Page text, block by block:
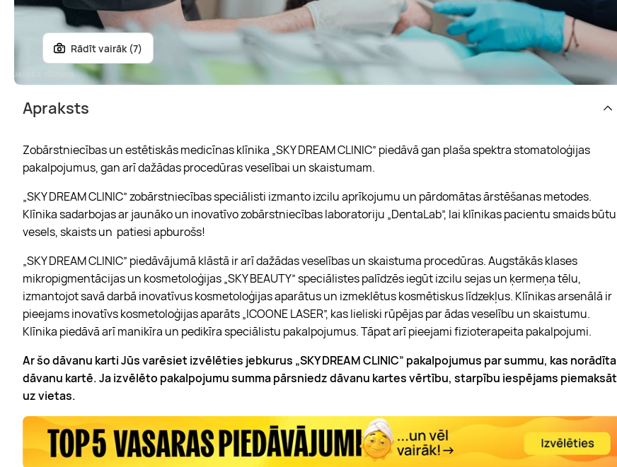
Rādīt vairāk (7)
Apraksts
Zobārstniecības un estētiskās medicīnas klīnika „SKY DREAM CLINIC” piedāvā gan plaša spektra stomatoloģijas
pakalpojumus, gan arī dažādas procedūras veselībai un skaistumam.
„SKY DREAM CLINIC” zobārstniecības speciālisti izmanto izcilu aprīkojumu un pārdomātas ārstēšanas metodes.
Klīnika sadarbojas ar jaunāko un inovatīvo zobārstniecības laboratoriju „DentaLab”, lai klīnikas pacientu smaids būtu
vesels, skaists un patiesi apburošs!
„SKY DREAM CLINIC” piedāvājumā klāstā ir arī dažādas veselības un skaistuma procedūras. Augstākās klases
mikropigmentācijas un kosmetoloģijas „SKY BEAUTY” speciālistes palīdzēs iegūt izcilu sejas un ķermeņa tēlu,
izmantojot savā darbā inovatīvus kosmetoloģijas aparātus un izmeklētus kosmētiskus līdzekļus. Klīnikas arsenālā ir
pieejams inovatīvs kosmetoloģijas aparāts „ICOONE LASER”, kas lieliski rūpējas par ādas veselību un skaistumu.
Klīnika piedāvā arī manikīra un pedikīra speciālistu pakalpojumus. Tāpat arī pieejami fizioterapeita pakalpojumi.
Ar šo dāvanu karti Jūs varēsiet izvēlēties jebkurus „SKY DREAM CLINIC” pakalpojumus par summu, kas norādīta
dāvanu kartē. Ja izvēlēto pakalpojumu summa pārsniedz dāvanu kartes vērtību, starpību iespējams piemaksāt
uz vietas.